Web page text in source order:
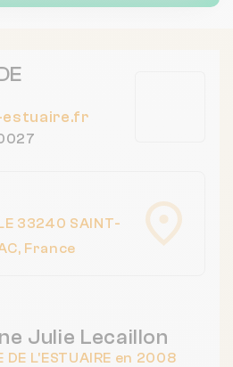
estuaire.fr
33240 SAINT-
France
Julie Lecaillon
DE L'ESTUAIRE en 2008